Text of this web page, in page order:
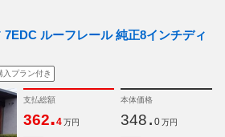
7EDC ルーフレール 純正8インチディ
入プラン付き
支払総額
362.4 万円
本体価格
348. 0 万円